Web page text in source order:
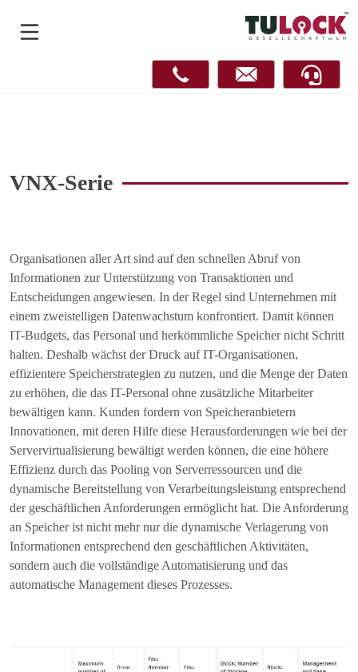
VNX-Serie
Organisationen aller Art sind auf den schnellen Abruf von
Informationen zur Unterstützung von Transaktionen und
Entscheidungen angewiesen. In der Regel sind Unternehmen mit
einem zweistelligen Datenwachstum konfrontiert. Damit können
IT-Budgets, das Personal und herkömmliche Speicher nicht Schritt
halten. Deshalb wächst der Druck auf IT-Organisationen,
effizientere Speicherstrategien zu nutzen, und die Menge der Daten
zu erhöhen, die das IT-Personal ohne zusätzliche Mitarbeiter
bewältigen kann. Kunden fordern von Speicheranbietern
Innovationen, mit deren Hilfe diese Herausforderungen wie bei der
Servervirtualisierung bewältigt werden können, die eine höhere
Effizienz durch das Pooling von Serverressourcen und die
dynamische Bereitstellung von Verarbeitungsleistung entsprechend
der geschäftlichen Anforderungen ermöglicht hat. Die Anforderung
an Speicher ist nicht mehr nur die dynamische Verlagerung von
Informationen entsprechend den geschäftlichen Aktivitäten,
sondern auch die vollständige Automatisierung und das
automatische Management dieses Prozesses.